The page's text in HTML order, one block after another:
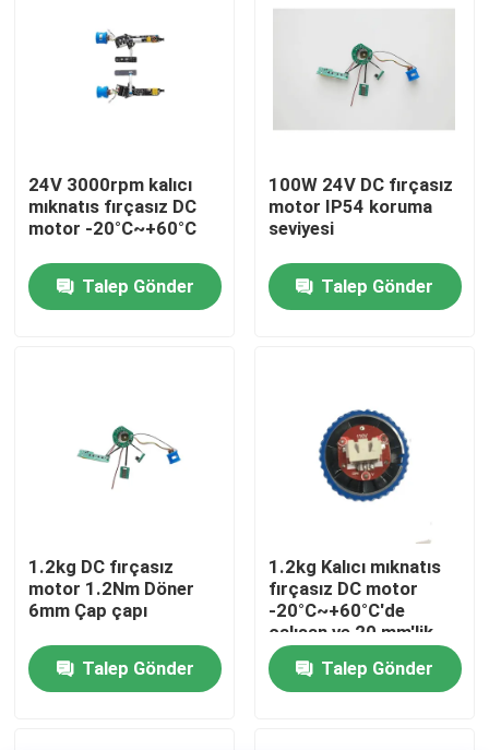
Ev
Ürünler
24V 3000rpm kalıcı
mıknatıs fırçasız DC
motor -20°C~+60°C
Talep Gönder
100W 24V DC fırçasız
motor IP54 koruma
seviyesi
Talep Gönder
1.2kg DC fırçasız
motor 1.2Nm Döner
6mm Çap çapı
Talep Gönder
1.2kg Kalıcı mıknatıs
fırçasız DC motor
-20°C~+60°C'de
çalışan ve 20 mm'lik
bir Çubuk Uzunluğu
Talep Gönder